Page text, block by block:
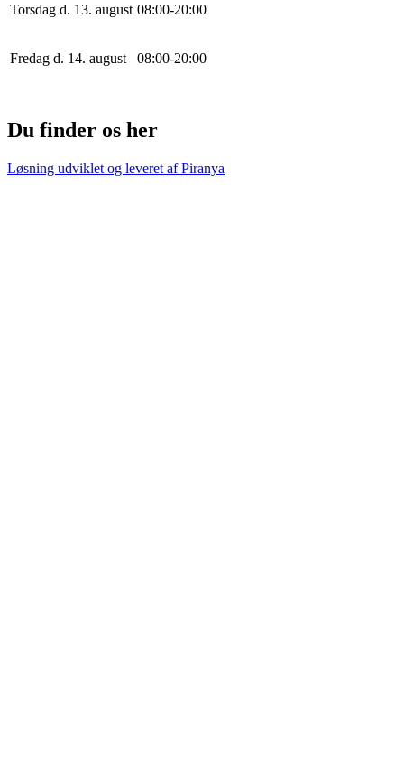
Torsdag d. 13. august 08:00-20:00
Fredag d. 14. august 08:00-20:00
Du finder os her
Løsning udviklet og leveret afPiranya